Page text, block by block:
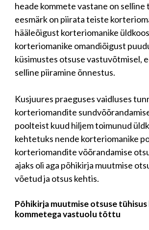
heade kommete vastane on selline
eesmärk on piirata teiste
hääleõigust korteriomanike
korteriomanike omandiõigust
küsimustes otsuse vastuvõtmisel,
selline piiramine õnnestus.
Kusjuures praeguses vaidluses
korteriomandite
poolteist kuud hiljem toimunud
kehtetuks nende korteriomanike
korteriomandite võõrandamise
ajaks oli aga põhikirja muutmise
võetud ja otsus kehtis.
Põhikirja muutmise otsuse tühisus
kommetega vastuolu tõttu